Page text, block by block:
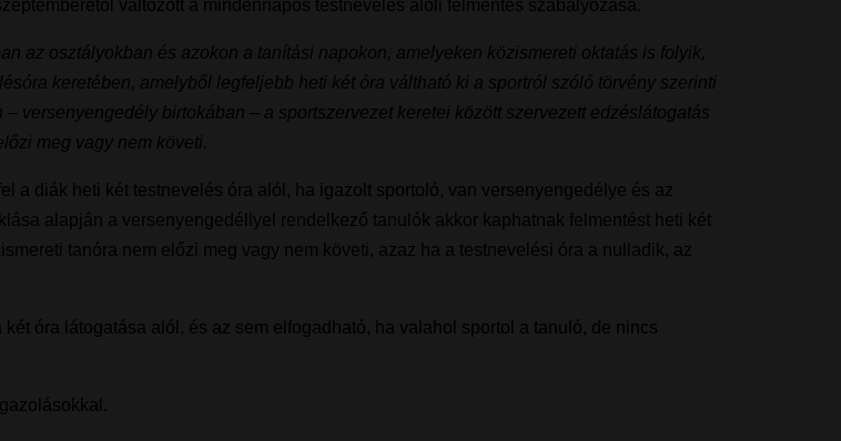
változott a mindennapos testnevelés alóli felmentés szabályozása.
az osztályokban és azokon a tanítási napokon, amelyeken közismereti oktatás is folyik,
keretében, amelyből legfeljebb heti két óra váltható ki a sportról szóló törvény szerinti
versenyengedély birtokában – a sportszervezet keretei között szervezett edzéslátogatás
meg vagy nem követi.
a diák heti két testnevelés óra alól, ha igazolt sportoló, van versenyengedélye és az
alapján a versenyengedéllyel rendelkező tanulók akkor kaphatnak felmentést heti két
tanóra nem előzi meg vagy nem követi, azaz ha a testnevelési óra a nulladik, az
óra látogatása alól, és az sem elfogadható, ha valahol sportol a tanuló, de nincs